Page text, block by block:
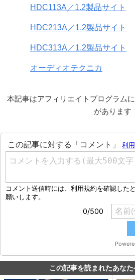
HDC113A／1.2製品サイト
HDC213A／1.2製品サイト
HDC313A／1.2製品サイト
オーディオテクニカ
本記事はアフィリエイトプログラム
があります
この記事を読まれたあな